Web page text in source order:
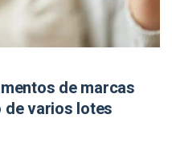
de marcas
varios lotes